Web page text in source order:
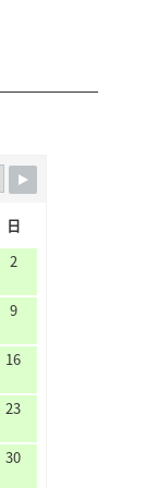
日
2
9
16
23
30